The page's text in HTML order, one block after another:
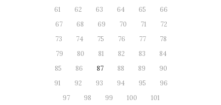
61
62 63 64 65
66
67
68 69 70 71
72
73
74 75 76 77
78
79
80 81 82 83
84
85
86 87 88 89
90
91
92 93 94 95
96
97
98 99 100
101